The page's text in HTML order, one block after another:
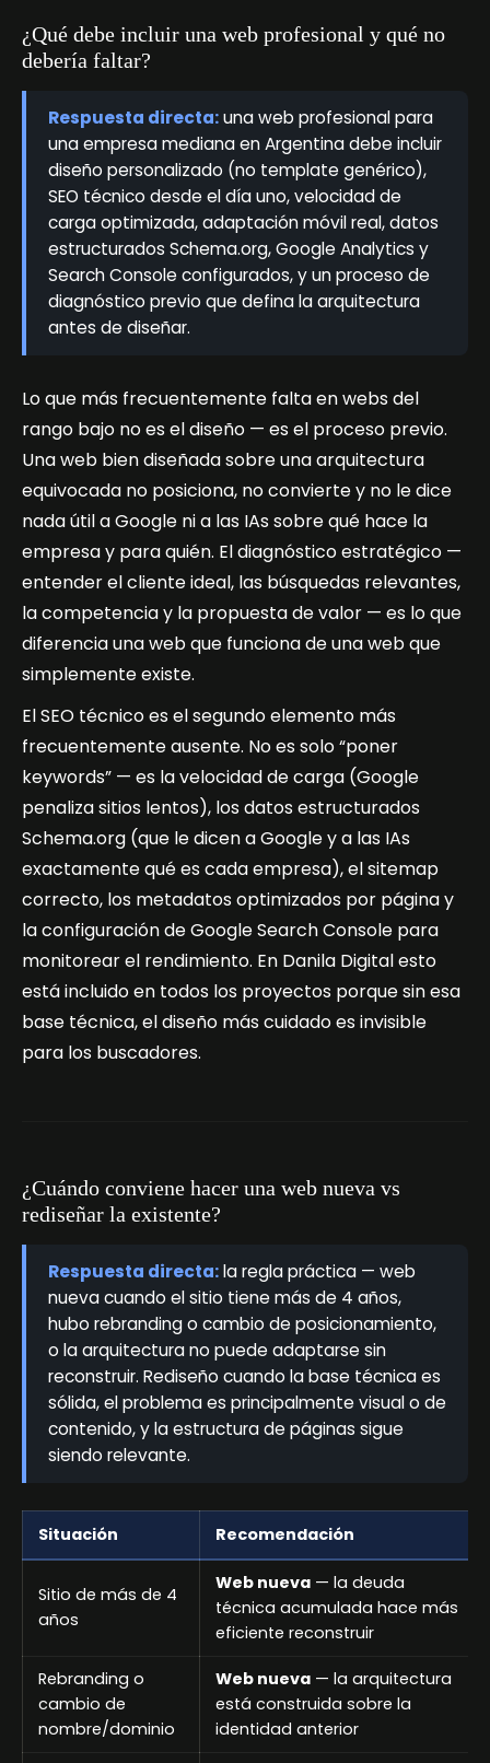
¿Qué debe incluir una web profesional y qué no
debería faltar?
Respuesta directa:una web profesional para
una empresa mediana en Argentina debe incluir
diseño personalizado (no template genérico),
SEO técnico desde el día uno, velocidad de
carga optimizada, adaptación móvil real, datos
estructurados Schema.org, Google Analytics y
Search Console configurados, y un proceso de
diagnóstico previo que defina la arquitectura
antes de diseñar.
Lo que más frecuentemente falta en webs del
rango bajo no es el diseño — es el proceso previo.
Una web bien diseñada sobre una arquitectura
equivocada no posiciona, no convierte y no le dice
nada útil a Google ni a las IAs sobre qué hace la
empresa y para quién. El diagnóstico estratégico —
entender el cliente ideal, las búsquedas relevantes,
la competencia y la propuesta de valor — es lo que
diferencia una web que funciona de una web que
simplemente existe.
El SEO técnico es el segundo elemento más
frecuentemente ausente. No es solo “poner
keywords” — es la velocidad de carga (Google
penaliza sitios lentos), los datos estructurados
Schema.org (que le dicen a Google y a las IAs
exactamente qué es cada empresa), el sitemap
correcto, los metadatos optimizados por página y
la configuración de Google Search Console para
monitorear el rendimiento. En Danila Digital esto
está incluido en todos los proyectos porque sin esa
base técnica, el diseño más cuidado es invisible
para los buscadores.
¿Cuándo conviene hacer una web nueva vs
rediseñar la existente?
Respuesta directa:la regla práctica — web
nueva cuando el sitio tiene más de 4 años,
hubo rebranding o cambio de posicionamiento,
o la arquitectura no puede adaptarse sin
reconstruir. Rediseño cuando la base técnica es
sólida, el problema es principalmente visual o de
contenido, y la estructura de páginas sigue
siendo relevante.
Situación Recomendación
Sitio de más de 4
años
Web nueva — la deuda
técnica acumulada hace más
eficiente reconstruir
Rebranding o
cambio de
nombre/dominio
Web nueva — la arquitectura
está construida sobre la
identidad anterior